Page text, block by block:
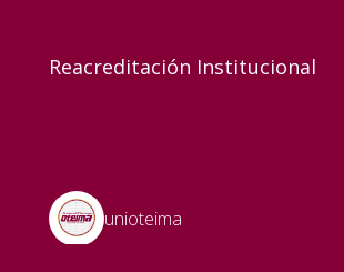
Reacreditación Institucional
unioteima